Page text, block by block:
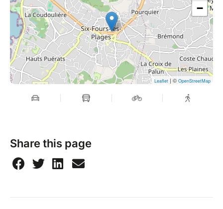
−
Leaflet | © OpenStreetMap
Share this page